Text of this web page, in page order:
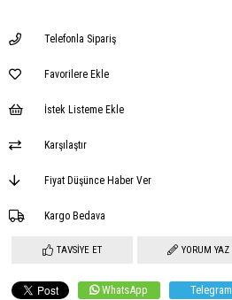
Telefonla Sipariş
Favorilere Ekle
İstek Listeme Ekle
Karşılaştır
Fiyat Düşünce Haber Ver
Kargo Bedava
TAVSIYE ET YORUM YAZ
WhatsApp Telegram